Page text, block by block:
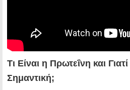
Τι Είναι η Πρωτεΐνη και
Σημαντική;